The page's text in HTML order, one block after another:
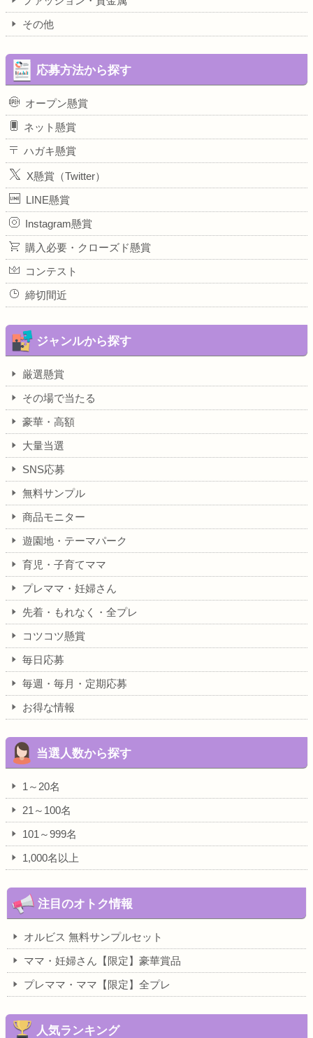
その他
応募方法から探す
オープン懸賞
ネット懸賞
ハガキ懸賞
X懸賞（Twitter）
LINE懸賞
Instagram懸賞
購入必要・クローズド懸賞
コンテスト
締切間近
ジャンルから探す
厳選懸賞
その場で当たる
豪華・高額
大量当選
SNS応募
無料サンプル
商品モニター
遊園地・テーマパーク
育児・子育てママ
プレママ・妊婦さん
先着・もれなく・全プレ
コツコツ懸賞
毎日応募
毎週・毎月・定期応募
お得な情報
当選人数から探す
1～20名
21～100名
101～999名
1,000名以上
注目のオトク情報
オルビス 無料サンプルセット
ママ・妊婦さん【限定】豪華賞品
プレママ・ママ【限定】全プレ
人気ランキング